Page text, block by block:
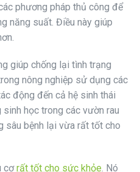
phương pháp thủ công để
năng suất. Điều này giúp
giúp chống lại tình trạng
nông nghiệp sử dụng các
động đến cả hệ sinh thái
học trong các vườn rau
sâu bệnh lại vừa rất tốt cho
cơrất tốt cho sức khỏe . Nó